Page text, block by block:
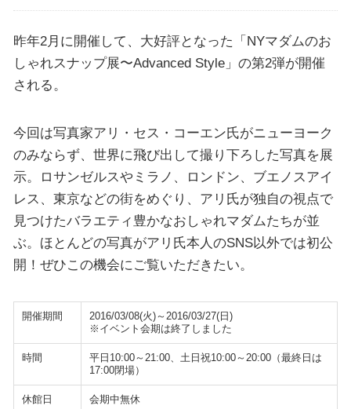
昨年2月に開催して、大好評となった「NYマダムのお
しゃれスナップ展〜Advanced Style」の第2弾が開催
される。
今回は写真家アリ・セス・コーエン氏がニューヨーク
のみならず、世界に飛び出して撮り下ろした写真を展
示。ロサンゼルスやミラノ、ロンドン、ブエノスアイ
レス、東京などの街をめぐり、アリ氏が独自の視点で
見つけたバラエティ豊かなおしゃれマダムたちが並
ぶ。ほとんどの写真がアリ氏本人のSNS以外では初公
開！ぜひこの機会にご覧いただきたい。
開催期間
2016/03/08(火)～2016/03/27(日)
※イベント会期は終了しました
時間
平日10:00～21:00、土日祝10:00～20:00（最終日は
17:00閉場）
休館日 会期中無休